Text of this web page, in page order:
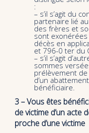
:
– s’il s’agit du
partenaire lié
des frères et
sont
décès en
et 796-0 ter du
– s’il s’agit
sommes
prélèvement
d’un
bénéficiaire.
3 – Vous êtes
de victime d’un acte
proche d’une victime